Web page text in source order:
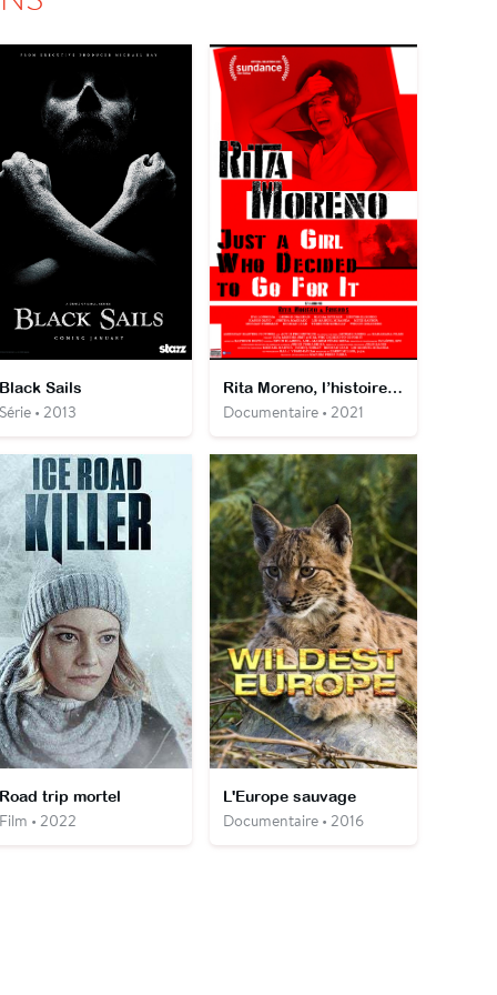
Sails
• 2013
Rita Moreno, l’histoire de celle qui a osé
Documentaire • 2021
trip mortel
• 2022
L'Europe sauvage
Documentaire • 2016